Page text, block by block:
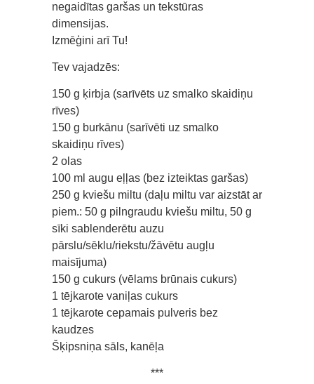
negaidītas garšas un tekstūras
dimensijas.
Izmēģini arī Tu!
Tev vajadzēs:
150 g ķirbja (sarīvēts uz smalko skaidiņu
rīves)
150 g burkānu (sarīvēti uz smalko
skaidiņu rīves)
2 olas
100 ml augu eļļas (bez izteiktas garšas)
250 g kviešu miltu (daļu miltu var aizstāt ar
piem.: 50 g pilngraudu kviešu miltu, 50 g
sīki sablenderētu auzu
pārslu/sēklu/riekstu/žāvētu augļu
maisījuma)
150 g cukurs (vēlams brūnais cukurs)
1 tējkarote vaniļas cukurs
1 tējkarote cepamais pulveris bez
kaudzes
Šķipsniņa sāls, kanēļa
***